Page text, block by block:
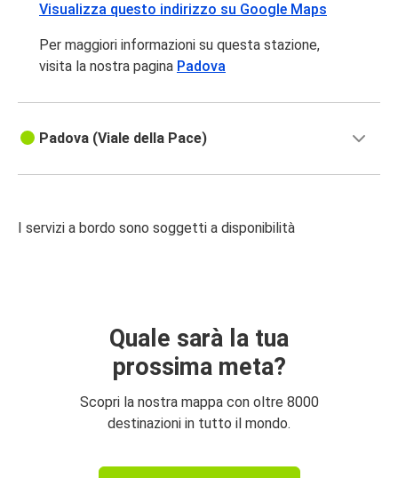
Visualizza questo indirizzo su Google Maps
Per maggiori informazioni su questa stazione,
visita la nostra pagina Padova
Padova (Viale della Pace)
I servizi a bordo sono soggetti a disponibilità
Quale sarà la tua
prossima meta?
Scopri la nostra mappa con oltre 8000
destinazioni in tutto il mondo.